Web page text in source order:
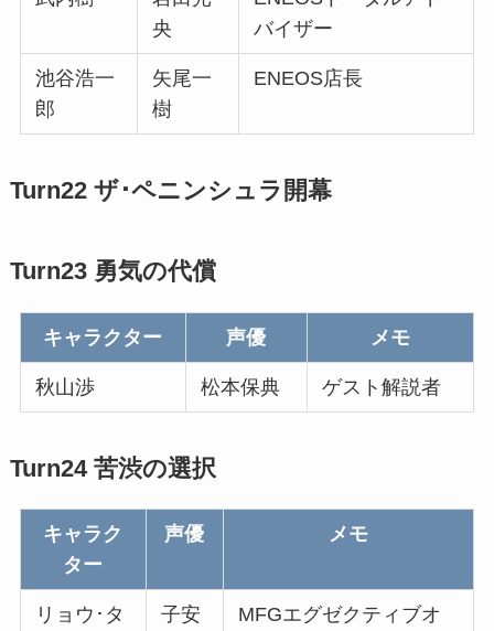
央
バイザー
池谷浩一
郎
矢尾一
樹
ENEOS店長
Turn22 ザ･ペニンシュラ開幕
Turn23 勇気の代償
キャラクター 声優 メモ
秋山渉 松本保典 ゲスト解説者
Turn24 苦渋の選択
キャラク
ター
声優 メモ
リョウ･タ
子安
MFGエグゼクティブオ